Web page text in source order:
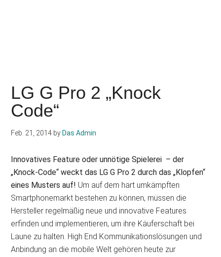
LG G Pro 2 „Knock
Code“
Feb. 21, 2014 by Das Admin
Innovatives Feature oder unnötige Spielerei – der
„Knock-Code“ weckt das LG G Pro 2 durch das „Klopfen“
eines Musters auf! Um auf dem hart umkämpften
Smartphonemarkt bestehen zu können, müssen die
Hersteller regelmäßig neue und innovative Features
erfinden und implementieren, um ihre Käuferschaft bei
Laune zu halten. High End Kommunikationslösungen und
Anbindung an die mobile Welt gehören heute zur